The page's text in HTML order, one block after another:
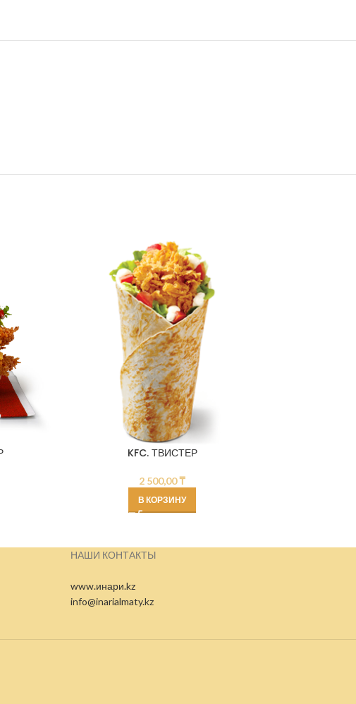
KFC. ТВИСТЕР
2 500,00₸
В КОРЗИНУ
НАШИ КОНТАКТЫ
www.инари.kz
info@inarialmaty.kz